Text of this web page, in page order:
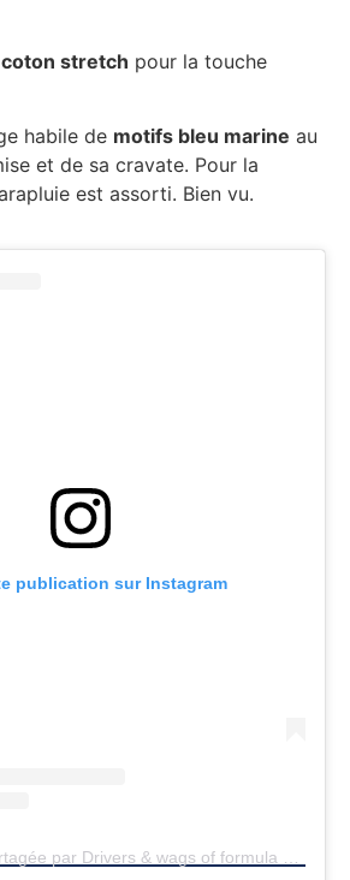
coton stretch pour la touche
habile de motifs bleu marine au
et de sa cravate. Pour la
est assorti. Bien vu.
publication sur Instagram
Une publication partagée par Drivers & wags of formula 1 (@f1wagsanddrivers)